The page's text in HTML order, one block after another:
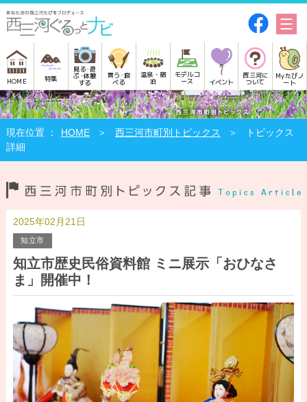
HOME 特集
見る･遊
ぶ･体験
する
買う･食
べる
温泉・宿
泊
モデルコ
ース イベント
西三河に
ついて
Myたびノ
ート
HOME 西三河市町別トピックス
トピックス
詳細
2025年02月21日
知立市
知立市歴史民俗資料館 ミニ展示「おひなさ
ま」開催中！